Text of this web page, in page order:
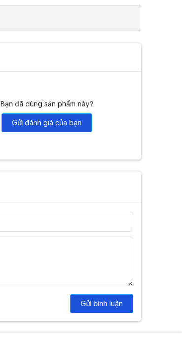
Bạn đã dùng sản phẩm này?
Gửi đánh giá của bạn
Gửi bình luận